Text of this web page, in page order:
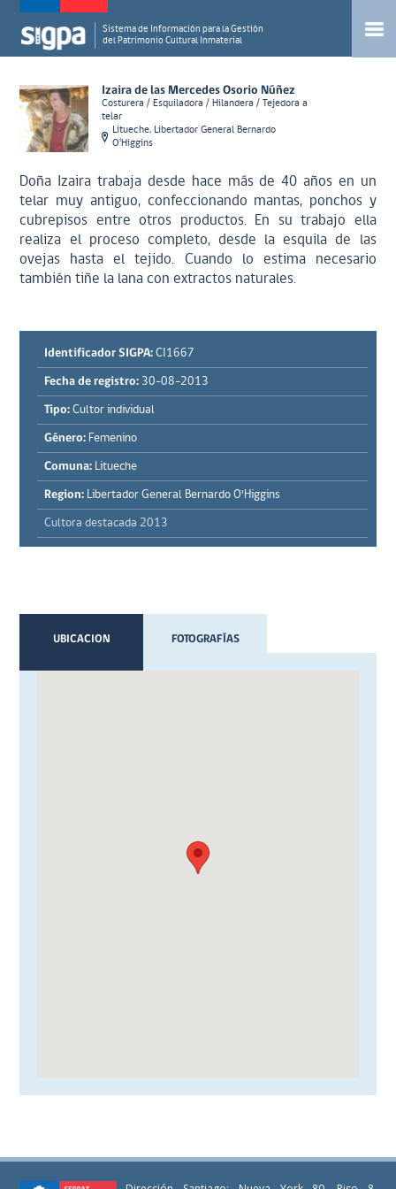
Sistema de Información para la Gestión
del Patrimonio Cultural Inmaterial
Izaira de las Mercedes Osorio Núñez
Costurera / Esquiladora / Hilandera / Tejedora a
telar
Litueche, Libertador General Bernardo
O'Higgins
Doña Izaira trabaja desde hace más de 40 años en un
telar muy antiguo, confeccionando mantas, ponchos y
cubrepisos entre otros productos. En su trabajo ella
realiza el proceso completo, desde la esquila de las
ovejas hasta el tejido. Cuando lo estima necesario
también tiñe la lana con extractos naturales.
Identificador SIGPA: CI1667
Fecha de registro: 30-08-2013
Tipo: Cultor individual
Género: Femenino
Comuna: Litueche
Region: Libertador General Bernardo O'Higgins
Cultora destacada 2013
UBICACION FOTOGRAFÍAS